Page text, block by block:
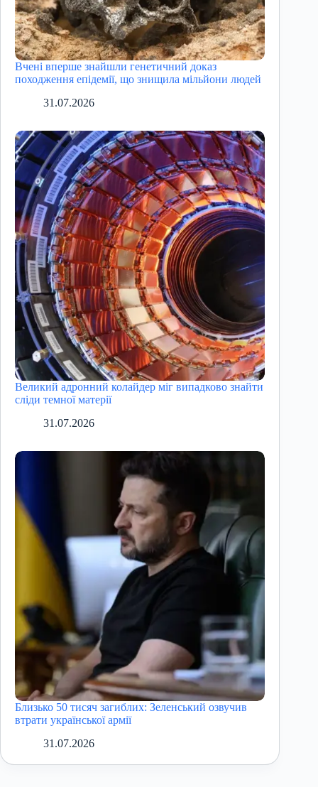
Вчені вперше знайшли генетичний доказ
походження епідемії, що знищила мільйони людей
31.07.2026
Великий адронний колайдер міг випадково знайти
сліди темної матерії
31.07.2026
Близько 50 тисяч загиблих: Зеленський озвучив
втрати української армії
31.07.2026